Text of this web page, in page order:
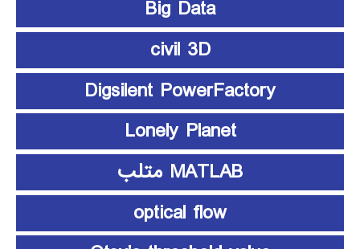
Big Data
civil 3D
Digsilent PowerFactory
Lonely Planet
MATLAB متلب
optical flow